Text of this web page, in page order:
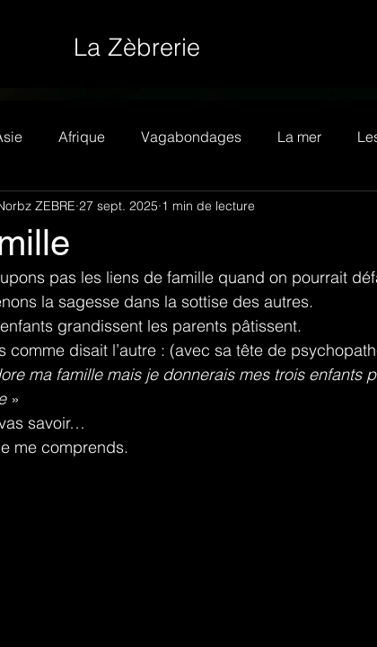
La Zèbrerie
Afrique Vagabondages La mer
ZEBRE 27 sept. 2025 1 min de lecture
pas les liens de famille quand on pourrait
la sagesse dans la sottise des autres.
grandissent les parents pâtissent.
comme disait l’autre : (avec sa tête de
ma famille mais je donnerais mes trois enfants
»
savoir…
me comprends.